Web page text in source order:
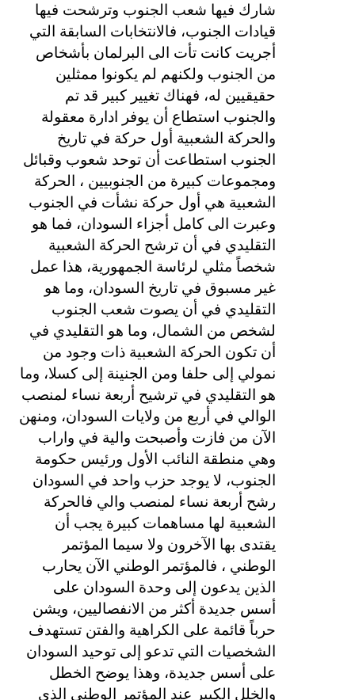
شارك فيها شعب الجنوب وترشحت فيها
قيادات الجنوب، فالانتخابات السابقة التي
أجريت كانت تأت الى البرلمان بأشخاص
من الجنوب ولكنهم لم يكونوا ممثلين
حقيقيين له، فهناك تغيير كبير قد تم
والجنوب استطاع أن يوفر ادارة معقولة
والحركة الشعبية أول حركة في تاريخ
الجنوب استطاعت أن توحد شعوب وقبائل
ومجموعات كبيرة من الجنوبيين ، الحركة
الشعبية هي أول حركة نشأت في الجنوب
وعبرت الى كامل أجزاء السودان، فما هو
التقليدي في أن ترشح الحركة الشعبية
شخصاً مثلي لرئاسة الجمهورية، هذا عمل
غير مسبوق في تاريخ السودان، وما هو
التقليدي في أن يصوت شعب الجنوب
لشخص من الشمال، وما هو التقليدي في
أن تكون الحركة الشعبية ذات وجود من
نمولي إلى حلفا ومن الجنينة إلى كسلا، وما
هو التقليدي في ترشيح أربعة نساء لمنصب
الوالي في أربع من ولايات السودان، ومنهن
الآن من فازت وأصبحت والية في واراب
وهي منطقة النائب الأول ورئيس حكومة
الجنوب، لا يوجد حزب واحد في السودان
رشح أربعة نساء لمنصب والي فالحركة
الشعبية لها مساهمات كبيرة يجب أن
يقتدى بها الآخرون ولا سيما المؤتمر
الوطني ، فالمؤتمر الوطني الآن يحارب
الذين يدعون إلى وحدة السودان على
أسس جديدة أكثر من الانفصاليين، ويشن
حرباً قائمة على الكراهية والفتن تستهدف
الشخصيات التي تدعو إلى توحيد السودان
على أسس جديدة، وهذا يوضح الخطل
والخلل الكبير عند المؤتمر الوطني الذي